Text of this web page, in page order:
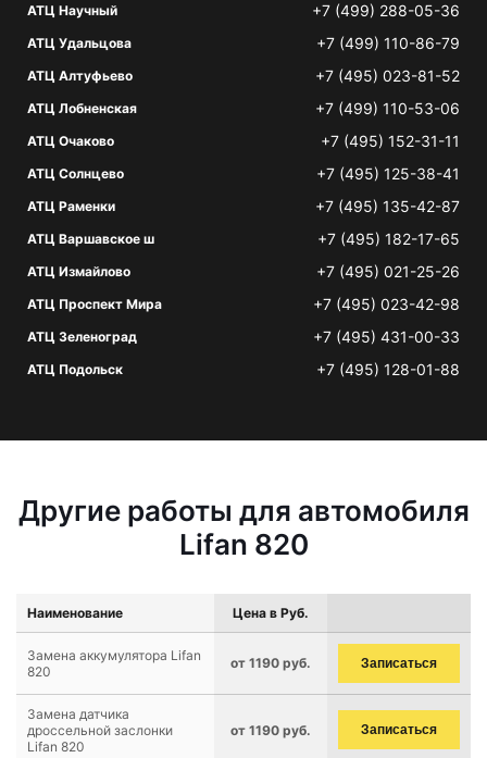
АТЦ Научный +7 (499) 288-05-36
АТЦ Удальцова +7 (499) 110-86-79
АТЦ Алтуфьево +7 (495) 023-81-52
АТЦ Лобненская +7 (499) 110-53-06
АТЦ Очаково +7 (495) 152-31-11
АТЦ Солнцево +7 (495) 125-38-41
АТЦ Раменки +7 (495) 135-42-87
АТЦ Варшавское ш +7 (495) 182-17-65
АТЦ Измайлово +7 (495) 021-25-26
АТЦ Проспект Мира +7 (495) 023-42-98
АТЦ Зеленоград +7 (495) 431-00-33
АТЦ Подольск +7 (495) 128-01-88
Другие работы для автомобиля
Lifan 820
Наименование Цена в Руб.
Замена аккумулятора Lifan
820
от 1190 руб. Записаться
Замена датчика
дроссельной заслонки
Lifan 820
от 1190 руб. Записаться